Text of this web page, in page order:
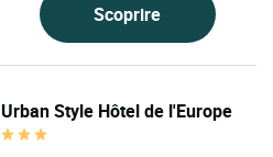
Scoprire
Urban Style Hôtel de l'Europe